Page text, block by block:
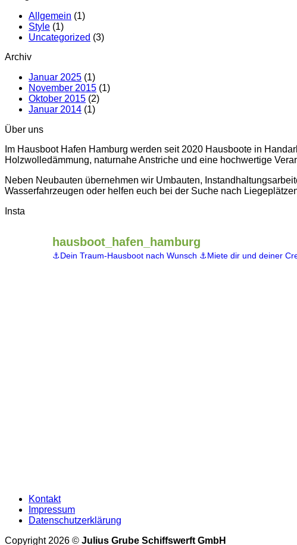
Allgemein (1)
Style (1)
Uncategorized (3)
Archiv
Januar 2025 (1)
November 2015 (1)
Oktober 2015 (2)
Januar 2014 (1)
Über uns
Im Hausboot Hafen Hamburg werden seit 2020 Hausboote in
Holzwolledämmung, naturnahe Anstriche und eine hochwertige
Neben Neubauten übernehmen wir Umbauten,
Wasserfahrzeugen oder helfen euch bei der Suche nach
Insta
hausboot_hafen_hamburg
⚓️Dein Traum-Hausboot nach Wunsch ⚓️Miete dir und deiner
Kontakt
Impressum
Datenschutzerklärung
Copyright 2026 © Julius Grube Schiffswerft GmbH